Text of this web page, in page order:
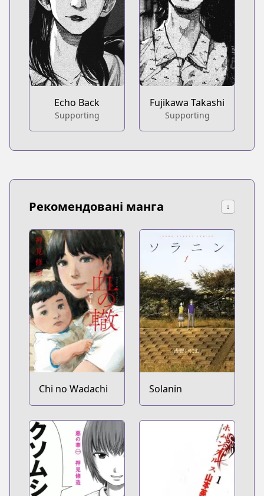
Echo Back
Supporting
Fujikawa Takashi
Supporting
Рекомендовані манга ↓
Chi no Wadachi Solanin